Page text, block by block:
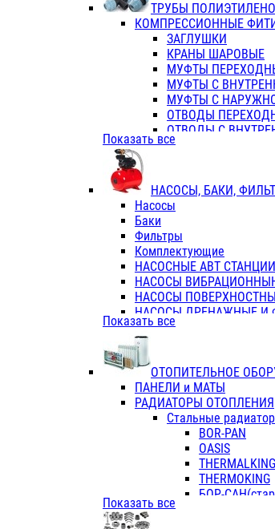
Отвертки
Хоз. инвентарь
ЭЛ. ИНСТРУМЕНТ OASIS
ТРУБЫ
КОМПРЕССИОННЫЕ
ЗАГЛУШКИ
КРАНЫ ШАРОВЫЕ
МУФТЫ
МУФТЫ С
МУФТЫ С
ОТВОДЫ
ОТВОДЫ С
ОТВОДЫ С
ТРОЙНИКИ
ТРОЙНИКИ С
КОЛЬЦА РЕЗИНОВЫЕ
ТРУБЫ НАПОРНЫЕ
ТРУБЫ
ТРУБЫ
Показать все
НАСОСЫ, БАКИ,
Насосы
Баки
Фильтры
Комплектующие
НАСОСНЫЕ АВТ СТАНЦИИ
НАСОСЫ
НАСОСЫ
НАСОСЫ ДРЕНАЖНЫЕ И
НАСОСЫ ПОВЫСИТ и
НАСОСЫ СКВАЖИННЫЕ
Показать все
ОТОПИТЕЛЬНОЕ
ПАНЕЛИ и МАТЫ
РАДИАТОРЫ ОТОПЛЕНИЯ
Стальные
BOR-PAN
OASIS
THERMALKING
THERMOKING
БОР-
Показать все